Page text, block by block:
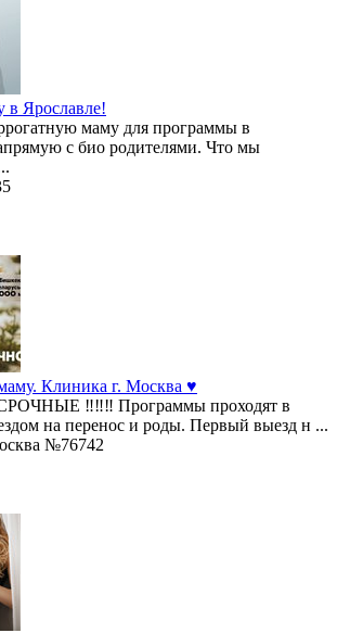
Ярославле!
маму для программы в
с био родителями. Что мы
Клиника г. Москва ♥️
‼️‼️‼️ Программы проходят в
на перенос и роды. Первый выезд н ...
№76742